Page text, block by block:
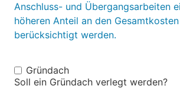
Anschluss- und Übergangsarbeiten
höheren Anteil an den
berücksichtigt werden.
Gründach
Gründach
Soll ein Gründach verlegt werden?